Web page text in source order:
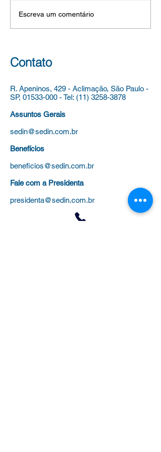
Implementação".
DE EDUCAÇÃO, conforme o
que lhe representou a
Currículo, COMUNICA a
realização do ev
Escreva um comentário
Contato
R. Apeninos, 429 - Aclimação, São Paulo -
SP, 01533-000 -Tel: (11) 3258-3878
Assuntos Gerais
sedin@sedin.com.br
Benefícios
beneficios@sedin.com.br
Fale com a Presidenta
presidenta@sedin.com.br